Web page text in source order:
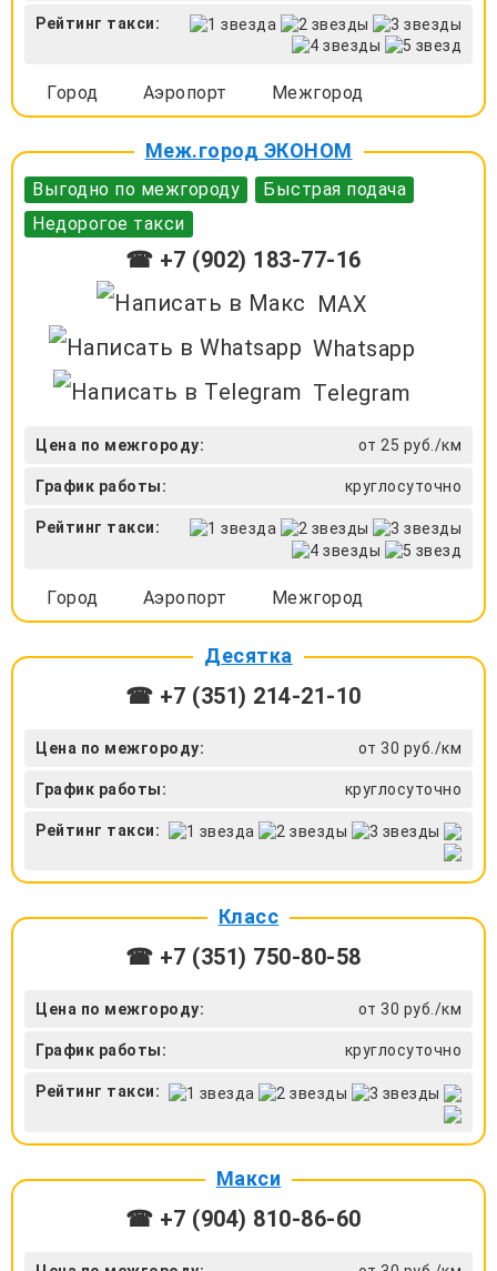
Рейтинг такси:
Город Аэропорт Межгород
Меж.город ЭКОНОМ
Выгодно по межгороду
Быстрая подача
Недорогое такси
☎ +7 (902) 183-77-16
MAX
Whatsapp
Telegram
Цена по межгороду: от 25 руб./км
График работы: круглосуточно
Рейтинг такси:
Город Аэропорт Межгород
Десятка
☎ +7 (351) 214-21-10
Цена по межгороду: от 30 руб./км
График работы: круглосуточно
Рейтинг такси:
Класс
☎ +7 (351) 750-80-58
Цена по межгороду: от 30 руб./км
График работы: круглосуточно
Рейтинг такси:
Макси
☎ +7 (904) 810-86-60